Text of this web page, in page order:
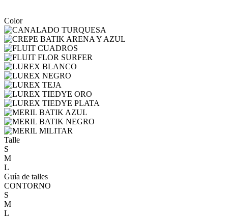
Color
Talle
S
M
L
Guía de talles
CONTORNO
S
M
L